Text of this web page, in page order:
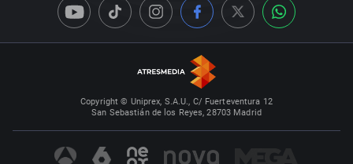
Copyright © Uniprex, S.A.U., C/ Fuerteventura 12
San Sebastián de los Reyes, 28703 Madrid